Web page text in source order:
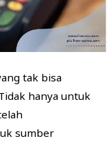
tak bisa
hanya untuk
sumber